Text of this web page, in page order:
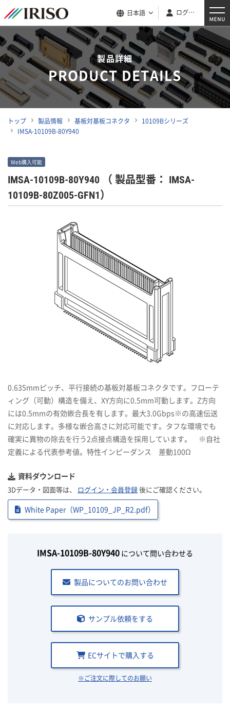
日本語 ログイン
製品詳細
PRODUCT DETAILS
トップ 製品情報 基板対基板コネクタ
10109Bシリーズ
IMSA-10109B-80Y940
Web購入可能
IMSA-10109B-80Y940 （ 製品型番： IMSA-
10109B-80Z005-GFN1）
0.635mmピッチ、平行接続の基板対基板コネクタです。フローテ
ィング（可動）構造を備え、XY方向に0.5mm可動します。Z方向
には0.5mmの有効嵌合長を有します。最大3.0Gbps※の高速伝送
に対応します。多様な嵌合高さに対応可能です。タフな環境でも
確実に異物の除去を行う2点接点構造を採用しています。 ※自社
定義による代表参考値。特性インピーダンス 差動100Ω
資料ダウンロード
3Dデータ・図面等は、 ログイン・会員登録後にご確認ください。
White Paper（WP_10109_JP_R2.pdf）
IMSA-10109B-80Y940 について問い合わせる
製品についてのお問い合わせ
サンプル依頼をする
ECサイトで購入する
※ご注文に際してのお願い